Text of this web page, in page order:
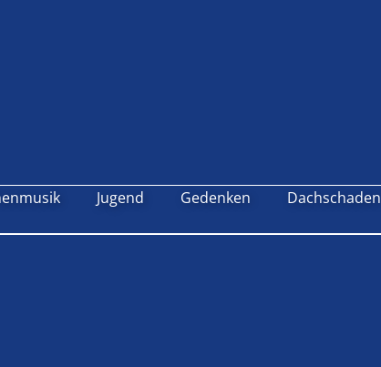
Jugend Gedenken Dachschaden